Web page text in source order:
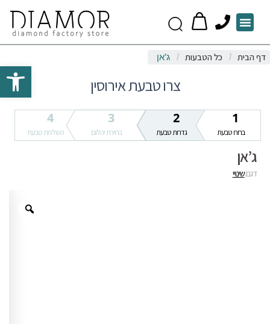
Open toolbar
P
o
n
Menu
דף הבית / כל הטבעות / ג’אן
צרו טבעת אירוסין
1
בחרו טבעת
2
גדרות טבעת
3
בחירת יהלום
4
השלמת טבעת
ג’אן
דגם:שינויי